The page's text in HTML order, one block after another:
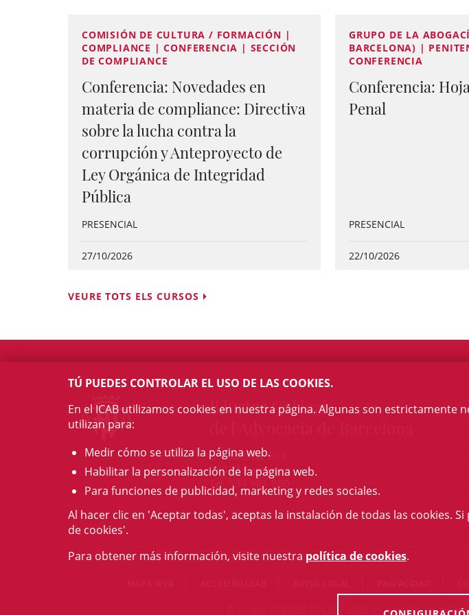
COMISIÓN DE CULTURA / FORMACIÓN |
COMPLIANCE | CONFERENCIA | SECCIÓN
DE COMPLIANCE
Conferencia: Novedades en
materia de compliance: Directiva
sobre la lucha contra la
corrupción y Anteproyecto de
Ley Orgánica de Integridad
Pública
PRESENCIAL
27/10/2026
GRUPO DE LA
BARCELONA) |
CONFERENCIA
Conferencia:
Penal
PRESENCIAL
22/10/2026
VEURE TOTS ELS CURSOS
Il·lustre Col·legi
c/ Mallorca, 283
08037 Barcelona
Tel. 934 961 880
© Fri Aug 07 00:02:11 CEST 2026 Il·lustre Col·legi de
TÚ PUEDES CONTROLAR EL USO DE LAS COOKIES.
En el ICAB utilizamos cookies en nuestra página. Algunas son
utilizan para:
Medir cómo se utiliza la página web.
Habilitar la personalización de la página web.
Para funciones de publicidad, marketing y redes sociales.
Al hacer clic en 'Aceptar todas', aceptas la instalación de todas las cookies.
de cookies'.
Para obtener más información, visite nuestra política de cookies.